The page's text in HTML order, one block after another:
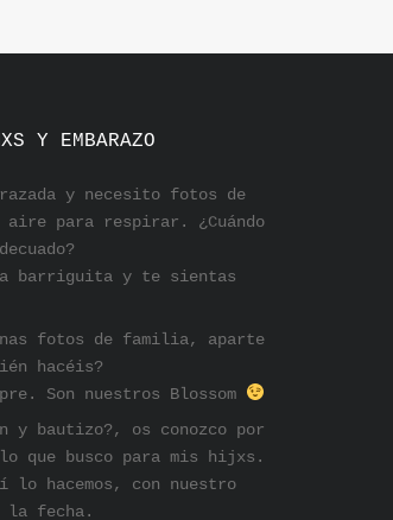
Y EMBARAZO
y necesito fotos de
aire para respirar. ¿Cuándo
barriguita y te sientas
fotos de familia, aparte
hacéis?
Son nuestros Blossom
y bautizo?, os conozco por
que busco para mis hijxs.
lo hacemos, con nuestro
la fecha.